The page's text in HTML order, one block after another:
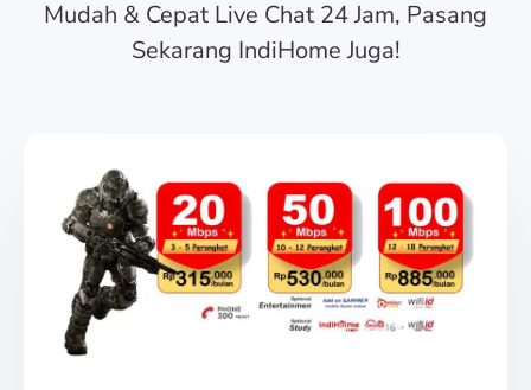
Mudah & Cepat Live Chat 24 Jam, Pasang
Sekarang IndiHome Juga!